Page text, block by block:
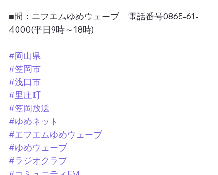
■問：エフエムゆめウェーブ　電話番号0865-61-
4000(平日9時～18時)
#岡山県
#笠岡市
#浅口市
#里庄町
#笠岡放送
#ゆめネット
#エフエムゆめウェーブ
#ゆめウェーブ
#ラジオクラブ